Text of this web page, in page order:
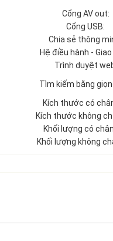
Cổng AV out:
Cổng USB:
Chia sẻ thông
Hệ điều hành -
Trình duyệt
Tìm kiếm bằng
Kích thước có
Kích thước không
Khối lượng có
Khối lượng không